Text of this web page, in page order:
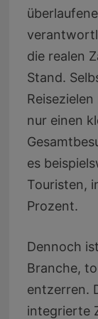
die realen
Stand.
nur einen
es
Touristen,
Prozent.
Dennoch
Branche,
entzerren.
integrierte